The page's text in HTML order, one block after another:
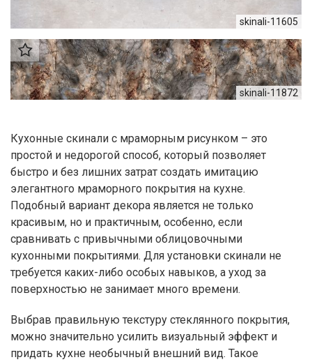
skinali-11605
skinali-11872
Кухонные скинали с мраморным рисунком – это
простой и недорогой способ, который позволяет
быстро и без лишних затрат создать имитацию
элегантного мраморного покрытия на кухне.
Подобный вариант декора является не только
красивым, но и практичным, особенно, если
сравнивать с привычными облицовочными
кухонными покрытиями. Для установки скинали не
требуется каких-либо особых навыков, а уход за
поверхностью не занимает много времени.
Выбрав правильную текстуру стеклянного покрытия,
можно значительно усилить визуальный эффект и
придать кухне необычный внешний вид. Такое